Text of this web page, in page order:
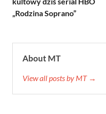
„Rodzina Soprano”
About MT
View all posts by MT →